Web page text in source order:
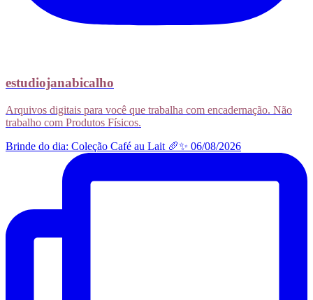
estudiojanabicalho
Arquivos digitais para você que trabalha com encadernação. Não
trabalho com Produtos Físicos.
Brinde do dia: Coleção Café au Lait 🥖✨ 06/08/2026